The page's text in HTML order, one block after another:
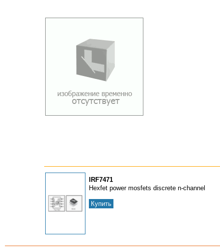
IRF7471
Hexfet power mosfets discrete n-channel
Купить